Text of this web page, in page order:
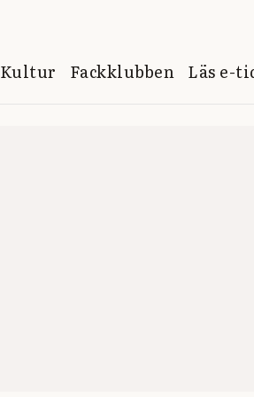
Kultur Fackklubben Läs e-